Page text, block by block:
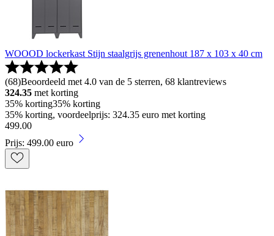
WOOOD lockerkast Stijn staalgrijs grenenhout 187 x 103 x 40 cm
(68)Beoordeeld met 4.0 van de 5 sterren, 68 klantreviews
324.35 met korting
35% korting35% korting
35% korting, voordeelprijs: 324.35 euro met korting
499.00
Prijs: 499.00 euro